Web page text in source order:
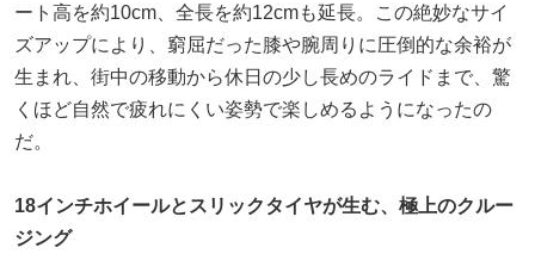
ート高を約10cm、全長を約12cmも延長。この絶妙なサイ
ズアップにより、窮屈だった膝や腕周りに圧倒的な余裕が
生まれ、街中の移動から休日の少し長めのライドまで、驚
くほど自然で疲れにくい姿勢で楽しめるようになったの
だ。
18インチホイールとスリックタイヤが生む、極上のクルー
ジング